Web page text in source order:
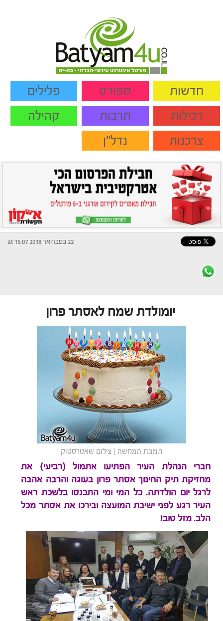
חדשות ספורט
פלילים
רכילות
תרבות
קהילה
צרכנות
נדל"ן
22 בפברואר 2018 at 15:07
יומולדת שמח לאסתר פרון
תמונת המחשה | צילום שאטרסטוק
חברי הנהלת העיר הפתיעו אתמול (רביעי) את
מחזיקת תיק החינוך אסתר פרון בעוגה והרבה אהבה
לרגל יום הולדתה. כל המי ומי התכנסו בלשכת ראש
העיר רגע לפני ישיבת המועצה ובירכו את אסתר מכל
הלב. מזל טוב!